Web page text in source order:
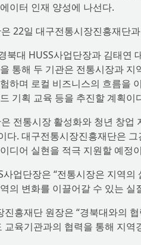
이터 인재 양성에 나선다.
22일 대구전통시장진흥재단
북대 HUSS사업단장과 김태연
통해 두 기관은 전통시장과
하며 로컬 비즈니스의 흐름을
기획 교육 등을 추진할 계획이
전통시장 활성화와 청년 창
다. 대구전통시장진흥재단은
디어 실현을 적극 지원할 예정
업단장은 “전통시장은 지역
의 변화를 이끌어갈 수 있는 실
진흥재단 원장은 “경북대와의
교육기관과의 협력을 통해 지